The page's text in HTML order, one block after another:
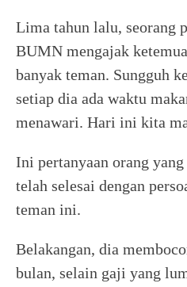
Lima tahun lalu, seorang
BUMN mengajak
banyak teman. Sungguh
setiap dia ada waktu
menawari. Hari ini kita
Ini pertanyaan orang
telah selesai dengan
teman ini.
Belakangan, dia
bulan, selain gaji yang